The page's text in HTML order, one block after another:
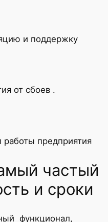
и поддержку
от сбоев .
предприятия
частый
и сроки
функционал,